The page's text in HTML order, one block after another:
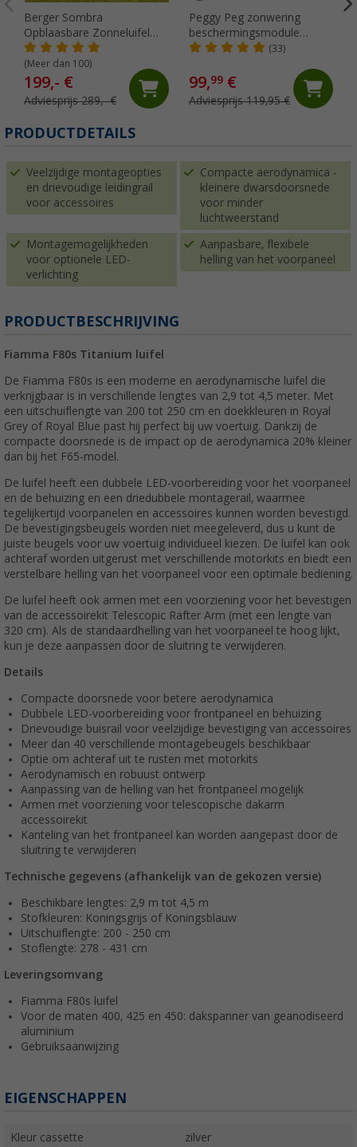
Berger Sombra
Opblaasbare Zonneluifel
4m
(Meer dan 100)
199,- €
Adviesprijs 289,- €
Peggy Peg zonwering
beschermingsmodule
SunBreak zwart(33)
99,99€
Adviesprijs 119,95 €
PRODUCTDETAILS
Veelzijdige montageopties
en drievoudige leidingrail
voor accessoires
Compacte aerodynamica -
kleinere dwarsdoorsnede
voor minder
luchtweerstand
Montagemogelijkheden
voor optionele LED-
verlichting
Aanpasbare, flexibele
helling van het voorpaneel
PRODUCTBESCHRIJVING
Fiamma F80s Titanium luifel
De Fiamma F80s is een moderne en aerodynamische luifel die
verkrijgbaar is in verschillende lengtes van 2,9 tot 4,5 meter. Met
een uitschuiflengte van 200 tot 250 cm en doekkleuren in Royal
Grey of Royal Blue past hij perfect bij uw voertuig. Dankzij de
compacte doorsnede is de impact op de aerodynamica 20% kleiner
dan bij het F65-model.
De luifel heeft een dubbele LED-voorbereiding voor het voorpaneel
en de behuizing en een driedubbele montagerail, waarmee
tegelijkertijd voorpanelen en accessoires kunnen worden bevestigd.
De bevestigingsbeugels worden niet meegeleverd, dus u kunt de
juiste beugels voor uw voertuig individueel kiezen. De luifel kan ook
achteraf worden uitgerust met verschillende motorkits en biedt een
verstelbare helling van het voorpaneel voor een optimale bediening.
De luifel heeft ook armen met een voorziening voor het bevestigen
van de accessoirekit Telescopic Rafter Arm (met een lengte van
320 cm). Als de standaardhelling van het voorpaneel te hoog lijkt,
kun je deze aanpassen door de sluitring te verwijderen.
Details
Compacte doorsnede voor betere aerodynamica
Dubbele LED-voorbereiding voor frontpaneel en behuizing
Drievoudige buisrail voor veelzijdige bevestiging van accessoires
Meer dan 40 verschillende montagebeugels beschikbaar
Optie om achteraf uit te rusten met motorkits
Aerodynamisch en robuust ontwerp
Aanpassing van de helling van het frontpaneel mogelijk
Armen met voorziening voor telescopische dakarm
accessoirekit
Kanteling van het frontpaneel kan worden aangepast door de
sluitring te verwijderen
Technische gegevens (afhankelijk van de gekozen versie)
Beschikbare lengtes: 2,9 m tot 4,5 m
Stofkleuren: Koningsgrijs of Koningsblauw
Uitschuiflengte: 200 - 250 cm
Stoflengte: 278 - 431 cm
Leveringsomvang
Fiamma F80s luifel
Voor de maten 400, 425 en 450: dakspanner van geanodiseerd
aluminium
Gebruiksaanwijzing
EIGENSCHAPPEN
Kleur cassette zilver